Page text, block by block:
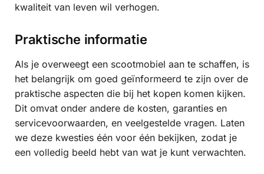
kwaliteit van leven wil verhogen.
Praktische informatie
Als je overweegt een scootmobiel aan te schaffen, is
het belangrijk om goed geïnformeerd te zijn over de
praktische aspecten die bij het kopen komen kijken.
Dit omvat onder andere de kosten, garanties en
servicevoorwaarden, en veelgestelde vragen. Laten
we deze kwesties één voor één bekijken, zodat je
een volledig beeld hebt van wat je kunt verwachten.